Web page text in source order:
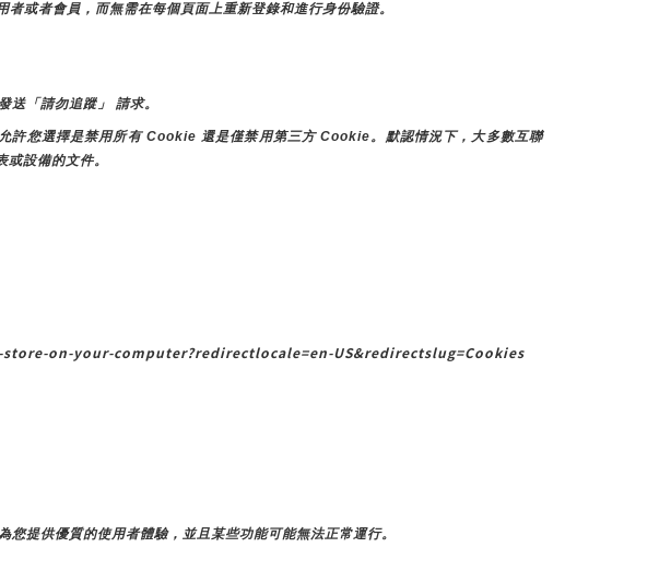
或者會員，而無需在每個頁面上重新登錄和進行身份驗證。
送「請勿追蹤」 請求。
許您選擇是禁用所有 Cookie 還是僅禁用第三方 Cookie。默認情況下，大多數互聯
設備的文件。
on-your-computer?redirectlocale=en-US&redirectslug=Cookies
提供優質的使用者體驗，並且某些功能可能無法正常運行。